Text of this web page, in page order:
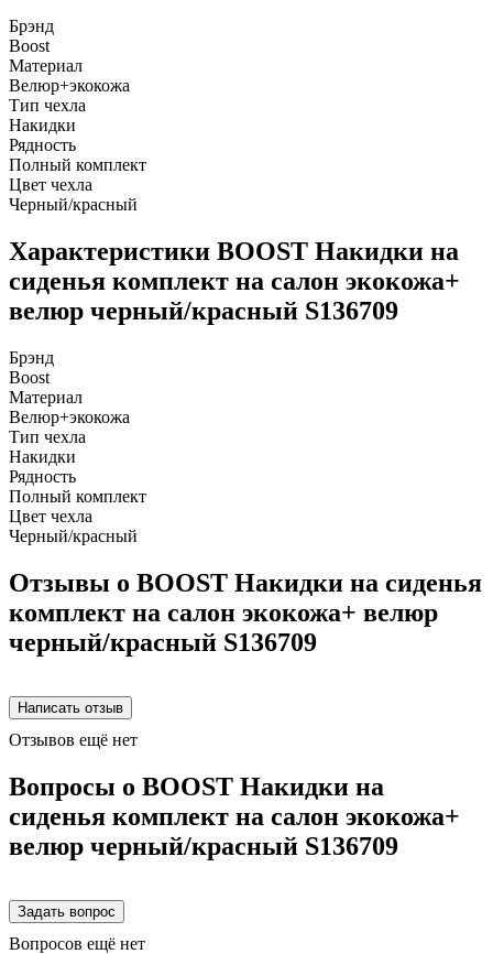
Брэнд
Boost
Материал
Велюр+экокожа
Тип чехла
Накидки
Рядность
Полный комплект
Цвет чехла
Черный/красный
Характеристики BOOST Накидки на
сиденья комплект на салон экокожа+
велюр черный/красный S136709
Брэнд
Boost
Материал
Велюр+экокожа
Тип чехла
Накидки
Рядность
Полный комплект
Цвет чехла
Черный/красный
Отзывы о BOOST Накидки на сиденья
комплект на салон экокожа+ велюр
черный/красный S136709
Отзывов ещё нет
Вопросы о BOOST Накидки на
сиденья комплект на салон экокожа+
велюр черный/красный S136709
Вопросов ещё нет